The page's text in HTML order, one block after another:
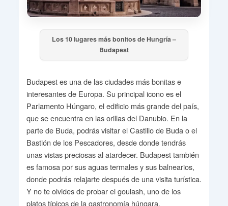
Los 10 lugares más bonitos de Hungría –
Budapest
Budapest es una de las ciudades más bonitas e
interesantes de Europa. Su principal icono es el
Parlamento Húngaro, el edificio más grande del país,
que se encuentra en las orillas del Danubio. En la
parte de Buda, podrás visitar el Castillo de Buda o el
Bastión de los Pescadores, desde donde tendrás
unas vistas preciosas al atardecer. Budapest también
es famosa por sus aguas termales y sus balnearios,
donde podrás relajarte después de una visita turística.
Y no te olvides de probar el goulash, uno de los
platos típicos de la gastronomía húngara.